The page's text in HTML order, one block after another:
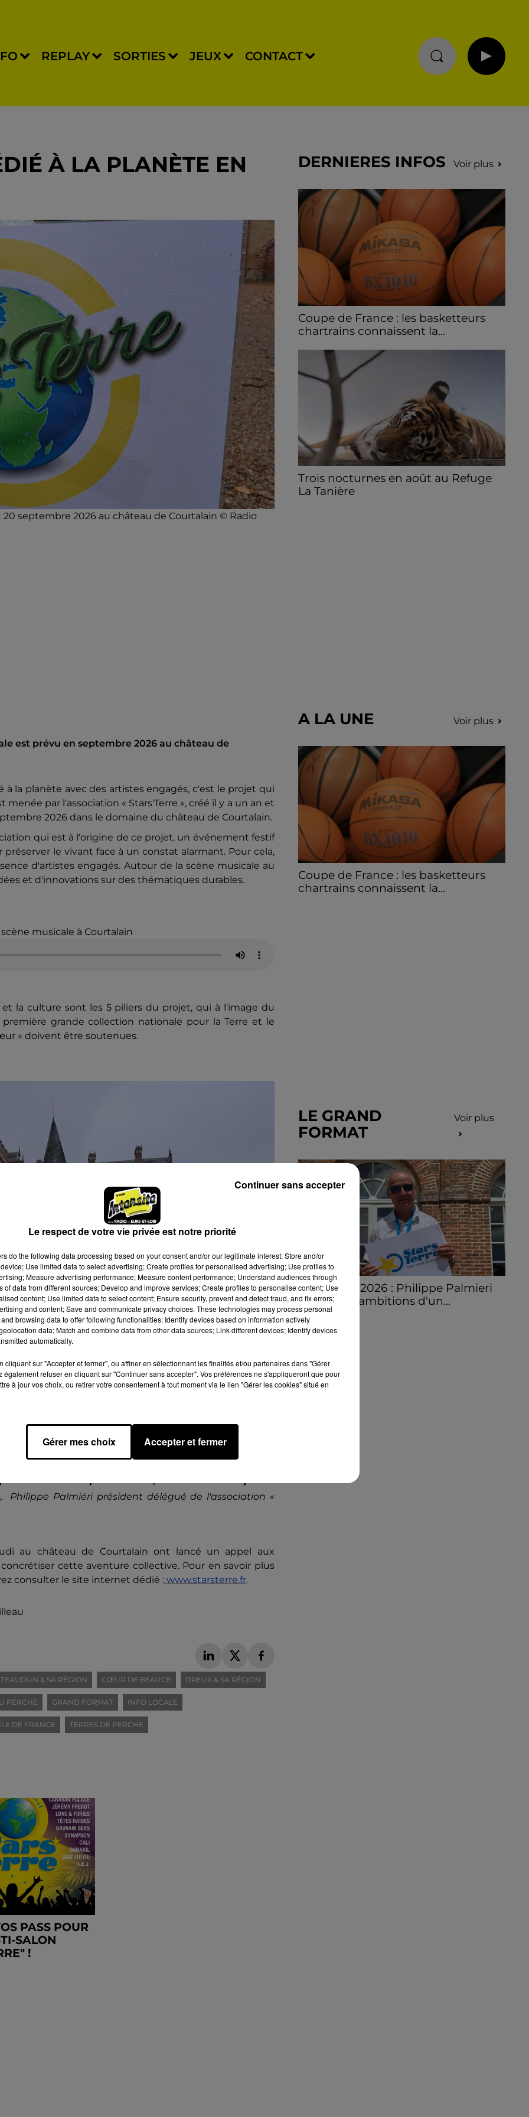
REPLAY SORTIES JEUX CONTACT
À LA PLANÈTE EN
20 septembre 2026 au château de Courtalain © Radio
est prévu en septembre 2026 au château de
à la planète avec des artistes engagés, c'est le projet qui
par l'association « Stars'Terre », créé il y a un an et
2026 dans le domaine du château de Courtalain.
qui est à l'origine de ce projet, un événement festif
le vivant face à un constat alarmant. Pour cela,
d'artistes engagés. Autour de la scène musicale au
et d'innovations sur des thématiques durables.
musicale à Courtalain
la culture sont les 5 piliers du projet, qui à l'image du
grande collection nationale pour la Terre et le
» doivent être soutenues.
2025 au château de Courtalain © Radio Intensité
et 1 million d'euros selon les organisateurs qui
à l'occasion de la première édition.
lancer la production, ils nous manquent
, Philippe Palmiéri président délégué de l'association «
au château de Courtalain ont lancé un appel aux
cette aventure collective. Pour en savoir plus
consulter le site internet dédié : www.starsterre.fr.
& SA RÉGION CŒUR DE BEAUCE DREUX & SA RÉGION
PERCHE GRAND FORMAT INFO LOCALE
DE FRANCE TERRES DE PERCHE
PASS POUR
SALON
!
DERNIERES INFOS Voir plus
Coupe de France : les basketteurs
chartrains connaissent la...
région Centre à l'occasion des 32es de finale
de la Coupe de France.
Trois nocturnes en août au Refuge
La Tanière
A LA UNE Voir plus
Coupe de France : les basketteurs
chartrains connaissent la...
LE GRAND
FORMAT
Voir plus
Stars'Terre 2026 : Philippe Palmieri
dévoile les ambitions d'un...
À quelques semaines de la première
édition de Stars'Terre, organisée du 18 au 20
Le respect de votre vie privée est notre priorité
do the following data processing based on your consent and/or our legitimate interest: Store and/or
Use limited data to select advertising; Create profiles for personalised advertising; Use profiles to
Measure advertising performance; Measure content performance; Understand audiences through
of data from different sources; Develop and improve services; Create profiles to personalise content; Use
content; Use limited data to select content; Ensure security, prevent and detect fraud, and fix errors;
and content; Save and communicate privacy choices. These technologies may process personal
browsing data to offer following functionalities: Identify devices based on information actively
data; Match and combine data from other data sources; Link different devices; Identify devices
automatically.
cliquant sur "Accepter et fermer", ou affiner en sélectionnant les finalités et/ou partenaires dans "Gérer
également refuser en cliquant sur "Continuer sans accepter". Vos préférences ne s'appliqueront que pour
à jour vos choix, ou retirer votre consentement à tout moment via le lien "Gérer les cookies" situé en
Gérer mes choix Accepter et fermer
Continuer sans accepter